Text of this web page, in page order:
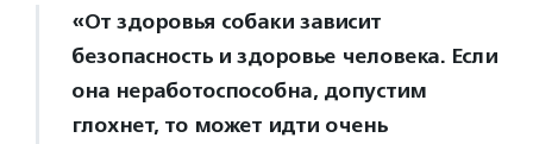
«От здоровья собаки зависит
безопасность и здоровье человека. Если
она неработоспособна, допустим
глохнет, то может идти очень